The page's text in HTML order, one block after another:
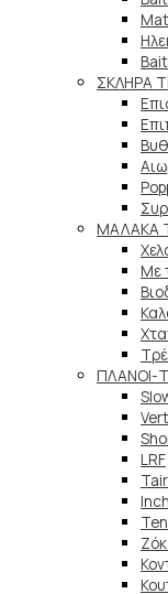
ΣΚΛΗΡΑ
ΜΑΛΑΚΑ
Με
ΠΛΑΝΟΙ-
LRF